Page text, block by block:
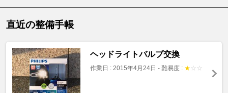
直近の整備手帳
ヘッドライトバルブ交換
作業日 : 2015年4月24日 - 難易度 : ★ ☆ ☆